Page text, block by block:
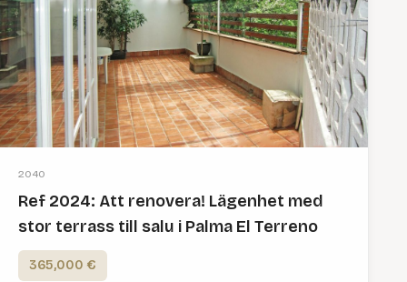
2040
Ref 2024: Att renovera! Lägenhet med
stor terrass till salu i Palma El Terreno
365,000 €